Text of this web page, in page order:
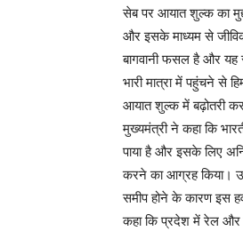
सेब पर आयात शुल्क का
और इसके माध्यम से
बागवानी फसल है और यह
भारी मात्रा में पहुंचने से
आयात शुल्क में बढ़ोतरी
मुख्यमंत्री ने कहा कि
पाया है और इसके लिए
करने का आग्रह किया।
समीप होने के कारण इस
कहा कि प्रदेश में रेल और